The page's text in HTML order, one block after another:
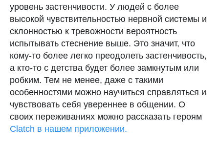
уровень застенчивости. У людей с более
высокой чувствительностью нервной системы и
склонностью к тревожности вероятность
испытывать стеснение выше. Это значит, что
кому-то более легко преодолеть застенчивость,
а кто-то с детства будет более замкнутым или
робким. Тем не менее, даже с такими
особенностями можно научиться справляться и
чувствовать себя увереннее в общении. О
своих переживаниях можно рассказать героям
Clatch в нашем приложении.